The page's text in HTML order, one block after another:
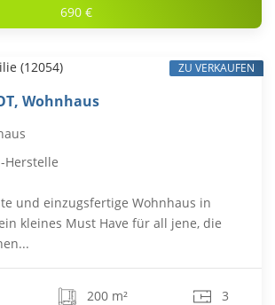
690 €
Wohnhaus
Herstelle
und einzugsfertige Wohnhaus in
kleines Must Have für all jene, die
200 m² 3
ZU VERKAUFEN